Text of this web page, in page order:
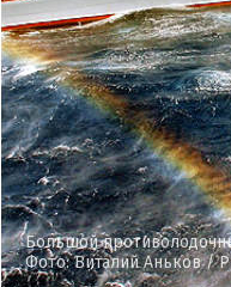
Большой
Фото: Виталий Аньков /